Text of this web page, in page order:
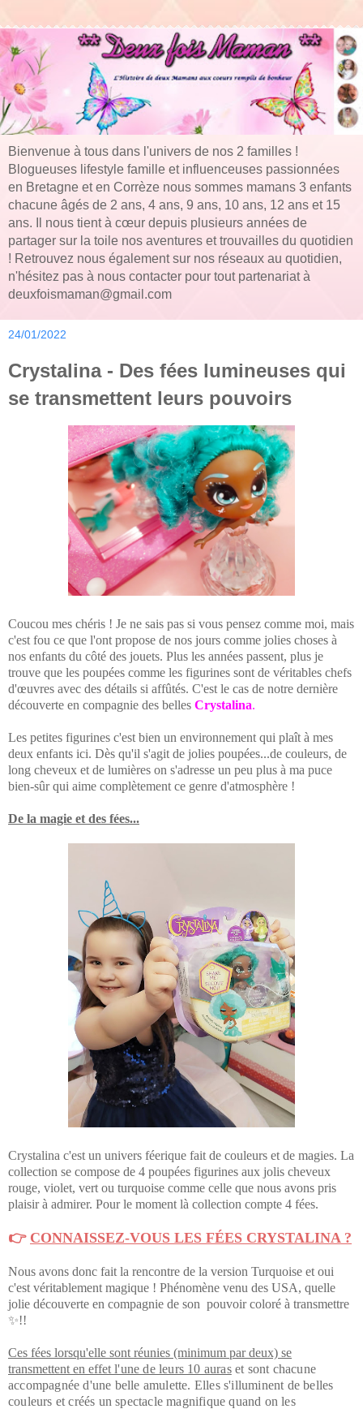
Bienvenue à tous dans l'univers de nos 2 familles !
Blogueuses lifestyle famille et influenceuses passionnées
en Bretagne et en Corrèze nous sommes mamans 3 enfants
chacune âgés de 2 ans, 4 ans, 9 ans, 10 ans, 12 ans et 15
ans. Il nous tient à cœur depuis plusieurs années de
partager sur la toile nos aventures et trouvailles du quotidien
! Retrouvez nous également sur nos réseaux au quotidien,
n'hésitez pas à nous contacter pour tout partenariat à
deuxfoismaman@gmail.com
24/01/2022
Crystalina - Des fées lumineuses qui
se transmettent leurs pouvoirs
Coucou mes chéris ! Je ne sais pas si vous pensez comme moi, mais
c'est fou ce que l'ont propose de nos jours comme jolies choses à
nos enfants du côté des jouets. Plus les années passent, plus je
trouve que les poupées comme les figurines sont de véritables chefs
d'œuvres avec des détails si affûtés. C'est le cas de notre dernière
découverte en compagnie des belles Crystalina.
Les petites figurines c'est bien un environnement qui plaît à mes
deux enfants ici. Dès qu'il s'agit de jolies poupées...de couleurs, de
long cheveux et de lumières on s'adresse un peu plus à ma puce
bien-sûr qui aime complètement ce genre d'atmosphère !
De la magie et des fées...
Crystalina c'est un univers féerique fait de couleurs et de magies. La
collection se compose de 4 poupées figurines aux jolis cheveux
rouge, violet, vert ou turquoise comme celle que nous avons pris
plaisir à admirer. Pour le moment là collection compte 4 fées.
👉 CONNAISSEZ-VOUS LES FÉES CRYSTALINA ?
Nous avons donc fait la rencontre de la version Turquoise et oui
c'est véritablement magique ! Phénomène venu des USA, quelle
jolie découverte en compagnie de son pouvoir coloré à transmettre
✨!!
Ces fées lorsqu'elle sont réunies (minimum par deux) se
transmettent en effet l'une de leurs 10 auraset sont chacune
accompagnée d'une belle amulette. Elles s'illuminent de belles
couleurs et créés un spectacle magnifique quand on les